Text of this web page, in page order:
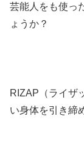
芸能人をも使っ
ょうか？
RIZAP（ライザ
い身体を引き締